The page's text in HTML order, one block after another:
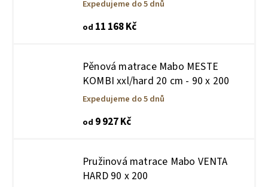
Expedujeme do 5 dnů
od 11 168 Kč
Pěnová matrace Mabo MESTE
KOMBI xxl/hard 20 cm - 90 x 200
Expedujeme do 5 dnů
od 9 927 Kč
Pružinová matrace Mabo VENTA
HARD 90 x 200